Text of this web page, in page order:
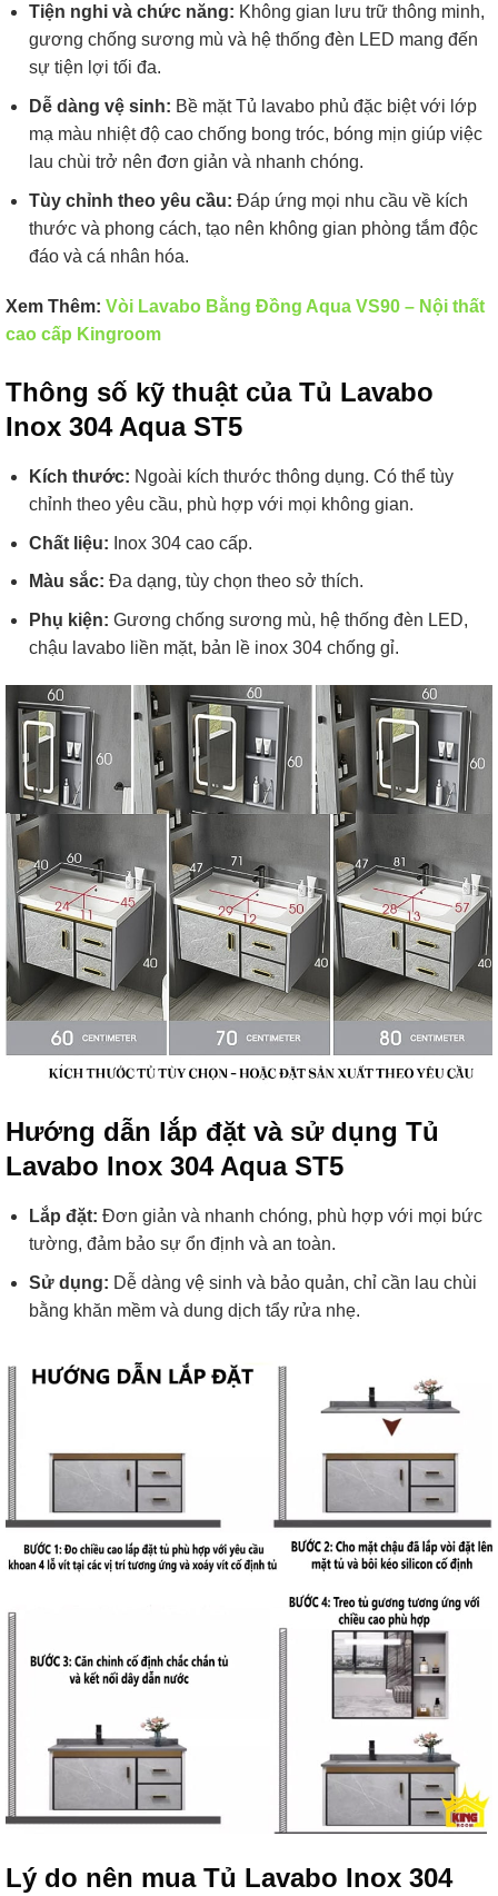
Tiện nghi và chức năng: Không gian lưu trữ thông minh,
gương chống sương mù và hệ thống đèn LED mang đến
sự tiện lợi tối đa.
Dễ dàng vệ sinh: Bề mặt Tủ lavabo phủ đặc biệt với lớp
mạ màu nhiệt độ cao chống bong tróc, bóng mịn giúp việc
lau chùi trở nên đơn giản và nhanh chóng.
Tùy chỉnh theo yêu cầu: Đáp ứng mọi nhu cầu về kích
thước và phong cách, tạo nên không gian phòng tắm độc
đáo và cá nhân hóa.
Xem Thêm: Vòi Lavabo Bằng Đồng Aqua VS90 – Nội thất
cao cấp Kingroom
Thông số kỹ thuật của Tủ Lavabo
Inox 304 Aqua ST5
Kích thước: Ngoài kích thước thông dụng. Có thể tùy
chỉnh theo yêu cầu, phù hợp với mọi không gian.
Chất liệu: Inox 304 cao cấp.
Màu sắc: Đa dạng, tùy chọn theo sở thích.
Phụ kiện: Gương chống sương mù, hệ thống đèn LED,
chậu lavabo liền mặt, bản lề inox 304 chống gỉ.
Hướng dẫn lắp đặt và sử dụng Tủ
Lavabo Inox 304 Aqua ST5
Lắp đặt: Đơn giản và nhanh chóng, phù hợp với mọi bức
tường, đảm bảo sự ổn định và an toàn.
Sử dụng: Dễ dàng vệ sinh và bảo quản, chỉ cần lau chùi
bằng khăn mềm và dung dịch tẩy rửa nhẹ.
Lý do nên mua Tủ Lavabo Inox 304